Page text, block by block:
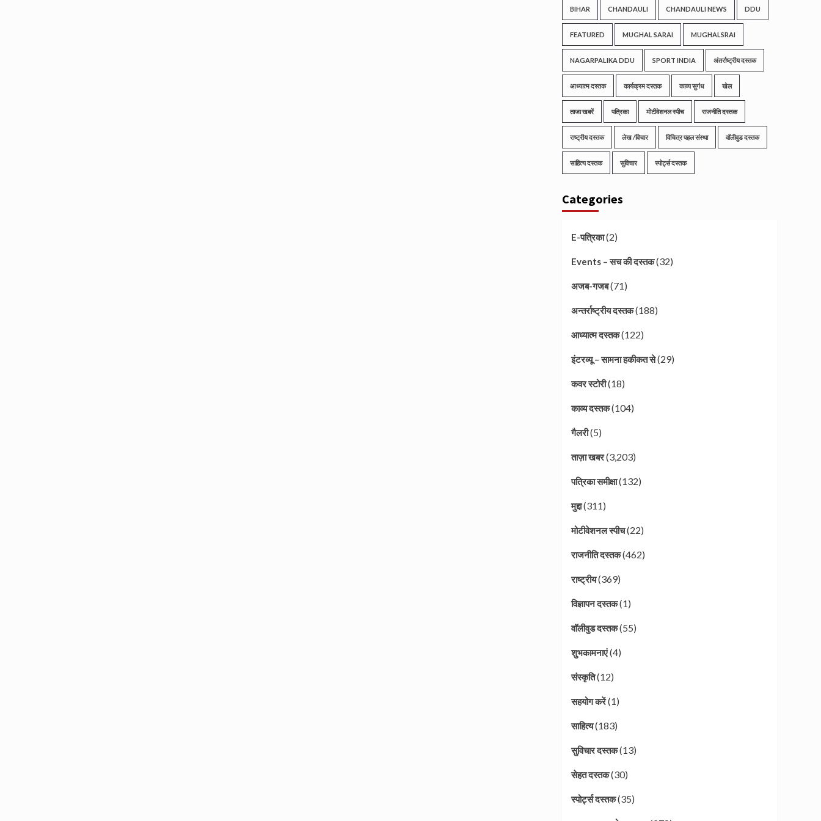
BIHAR CHANDAULI CHANDAULI NEWS DDU
FEATURED MUGHAL SARAI MUGHALSRAI
NAGARPALIKA DDU SPORT INDIA अंतर्राष्ट्रीय दस्तक
आध्यात्म दस्तक कार्यक्रम दस्तक काव्य सुगंध खेल
ताजा खबरें पत्रिका मोटीवेशनल स्पीच राजनीति दस्तक
राष्ट्रीय दस्तक लेख /विचार विचित्र पहल संस्था वॉलीवुड दस्तक
साहित्य दस्तक सुविचार स्पोर्ट्स दस्तक
Categories
E-पत्रिका(2)
Events – सच की दस्तक(32)
अजब-गजब(71)
अन्तर्राष्ट्रीय दस्तक(188)
आध्यात्म दस्तक(122)
इंटरव्यू – सामना हकीकत से(29)
कवर स्टोरी(18)
काव्य दस्तक(104)
गैलरी(5)
ताज़ा खबर(3,203)
पत्रिका समीक्षा(132)
मुद्दा(311)
मोटीवेशनल स्पीच(22)
राजनीति दस्तक(462)
राष्ट्रीय(369)
विज्ञापन दस्तक(1)
वॉलीवुड दस्तक(55)
शुभकामनाएं(4)
संस्कृति(12)
सहयोग करें(1)
साहित्य(183)
सुविचार दस्तक(13)
सेहत दस्तक(30)
स्पोर्ट्स दस्तक(35)